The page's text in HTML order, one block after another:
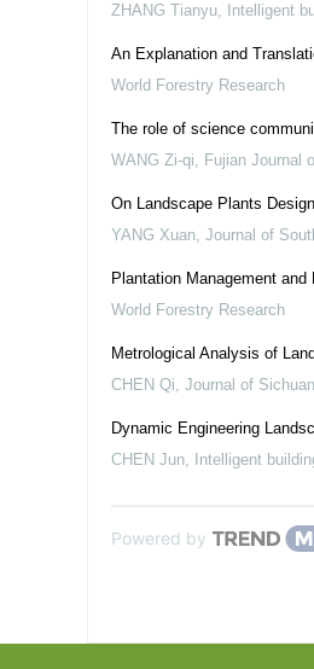
ZHANG Tianyu, Intelligent
An Explanation and
World Forestry Research
The role of science
WANG Zi-qi, Fujian Journal
On Landscape Plants
YANG Xuan, Journal of
Plantation Management
World Forestry Research
Metrological Analysis of
CHEN Qi, Journal of
Dynamic Engineering
CHEN Jun, Intelligent
Powered by